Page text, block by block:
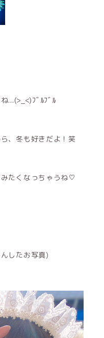
...(>_<)ﾌﾞﾙﾌﾞﾙ
、冬も好きだよ！笑
たくなっちゃうね♡
したお写真)